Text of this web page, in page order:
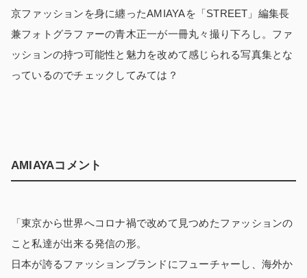
京ファッションを身に纏ったAMIAYAを「STREET」編集長
兼フォトグラファーの青木正一が一冊丸々撮り下ろし。ファ
ッションの持つ可能性と魅力を改めて感じられる写真集とな
っているのでチェックしてみては？
AMIAYAコメント
「東京から世界へコロナ禍で改めて見つめたファッションの
こと私達が出来る発信の形。
日本が誇るファッションブランドにフューチャーし、海外か